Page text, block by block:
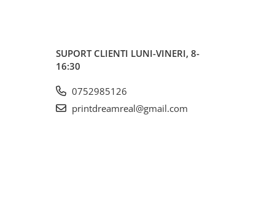
SUPORT CLIENTI LUNI-VINERI, 8-
16:30
0752985126
printdreamreal@gmail.com